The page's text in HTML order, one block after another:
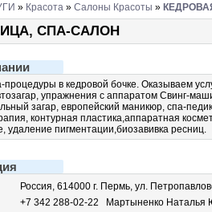
» Красота » Салоны Красоты »
СПА-САЛОН
в кедровой бочке. Оказываем
упражнения с аппаратом Свинг-
загар, европейский маникюр, спа-
контурная пластика,аппаратная
удаление пигментации,биозавивка ресниц.
Россия, 614000 г. Пермь, ул.
+7 342 288-02-22 Мартыненко Наталья